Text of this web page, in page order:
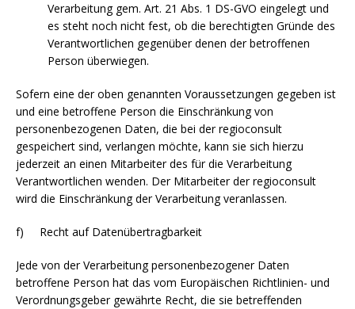
Verarbeitung gem. Art. 21 Abs. 1 DS-GVO eingelegt und
es steht noch nicht fest, ob die berechtigten Gründe des
Verantwortlichen gegenüber denen der betroffenen
Person überwiegen.
Sofern eine der oben genannten Voraussetzungen gegeben ist
und eine betroffene Person die Einschränkung von
personenbezogenen Daten, die bei der regioconsult
gespeichert sind, verlangen möchte, kann sie sich hierzu
jederzeit an einen Mitarbeiter des für die Verarbeitung
Verantwortlichen wenden. Der Mitarbeiter der regioconsult
wird die Einschränkung der Verarbeitung veranlassen.
f) Recht auf Datenübertragbarkeit
Jede von der Verarbeitung personenbezogener Daten
betroffene Person hat das vom Europäischen Richtlinien- und
Verordnungsgeber gewährte Recht, die sie betreffenden